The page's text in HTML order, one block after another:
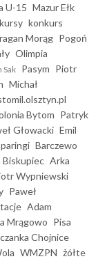
U-15 Mazur Ełk
konkurs
Morąg Pogoń
Olimpia
Sak Pasym Piotr
Michał
Bytom Patryk
Głowacki Emil
Barczewo
Biskupiec Arka
Wypniewski
Paweł
Adam
Mrągowo Pisa
Chojnice
WMZPN żółte